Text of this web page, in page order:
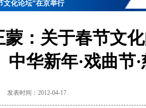
文化论坛”在京举行
蒙：关于春节文
中华新年·戏曲节
发表时间：2012-04-17